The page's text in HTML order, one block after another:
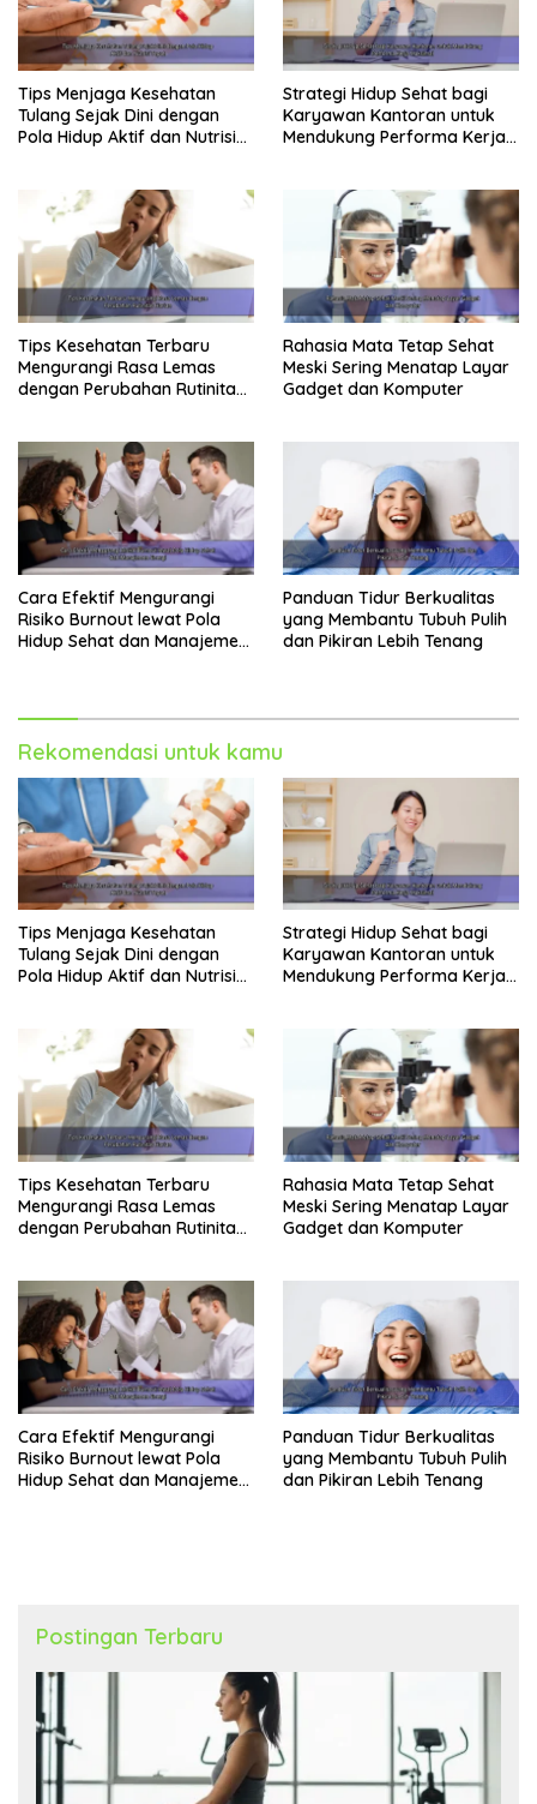
Tips Menjaga Kesehatan
Tulang Sejak Dini dengan
Pola Hidup Aktif dan Nutrisi
Strategi Hidup Sehat bagi
Karyawan Kantoran untuk
Mendukung Performa Kerja
Tips Kesehatan Terbaru
Mengurangi Rasa Lemas
dengan Perubahan Rutinitas
Rahasia Mata Tetap Sehat
Meski Sering Menatap Layar
Gadget dan Komputer
Cara Efektif Mengurangi
Risiko Burnout lewat Pola
Hidup Sehat dan Manajemen
Panduan Tidur Berkualitas
yang Membantu Tubuh Pulih
dan Pikiran Lebih Tenang
Rekomendasi untuk kamu
Tips Menjaga Kesehatan
Tulang Sejak Dini dengan
Pola Hidup Aktif dan Nutrisi
Strategi Hidup Sehat bagi
Karyawan Kantoran untuk
Mendukung Performa Kerja
Tips Kesehatan Terbaru
Mengurangi Rasa Lemas
dengan Perubahan Rutinitas
Rahasia Mata Tetap Sehat
Meski Sering Menatap Layar
Gadget dan Komputer
Cara Efektif Mengurangi
Risiko Burnout lewat Pola
Hidup Sehat dan Manajemen
Panduan Tidur Berkualitas
yang Membantu Tubuh Pulih
dan Pikiran Lebih Tenang
Postingan Terbaru